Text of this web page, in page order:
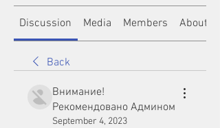
Discussion Media Members About
Back
Внимание!
Рекомендовано Админом
September 4, 2023